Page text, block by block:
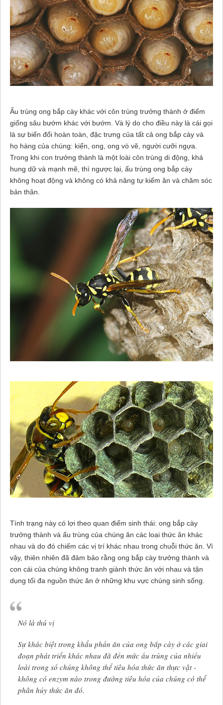
Ấu trùng ong bắp cày khác với côn trùng trưởng thành ở điểm
giống sâu bướm khác với bướm. Và lý do cho điều này là cái gọi
là sự biến đổi hoàn toàn, đặc trưng của tất cả ong bắp cày và
họ hàng của chúng: kiến, ong, ong vò vẽ, người cưỡi ngựa.
Trong khi con trưởng thành là một loài côn trùng di động, khá
hung dữ và mạnh mẽ, thì ngược lại, ấu trùng ong bắp cày
không hoạt động và không có khả năng tự kiếm ăn và chăm sóc
bản thân.
Tình trạng này có lợi theo quan điểm sinh thái: ong bắp cày
trưởng thành và ấu trùng của chúng ăn các loại thức ăn khác
nhau và do đó chiếm các vị trí khác nhau trong chuỗi thức ăn. Vì
vậy, thiên nhiên đã đảm bảo rằng ong bắp cày trưởng thành và
con cái của chúng không tranh giành thức ăn với nhau và tận
dụng tối đa nguồn thức ăn ở những khu vực chúng sinh sống.
Nó là thú vị
Sự khác biệt trong khẩu phần ăn của ong bắp cày ở các giai
đoạn phát triển khác nhau đã đến mức ấu trùng của nhiều
loài trong số chúng không thể tiêu hóa thức ăn thực vật -
không có enzym nào trong đường tiêu hóa của chúng có thể
phân hủy thức ăn đó.